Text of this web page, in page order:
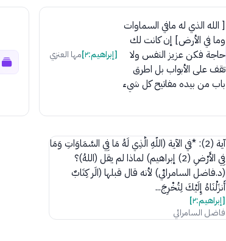
[ الله الذي له مافي السماوات
وما في الأرض] إن كانت لك
حاجة فكن عزيز النفس ولا
تقف على الأبواب بل اطرق
باب من بيده مفاتيح كل شيء
[إبراهيم:٢] مها العنزي
آية (2): *في الآية (اللّهِ الَّذِي لَهُ مَا فِي السَّمَاوَاتِ وَمَا
فِي الأَرْضِ (2) إبراهيم) لماذا لم يقل (اللهُ)؟
(د.فاضل السامرائي) لأنه قال قبلها (الَر كِتَابٌ
أَنزَلْنَاهُ إِلَيْكَ لِتُخْرِجَ...
[إبراهيم:٢]
فاضل السامرائي